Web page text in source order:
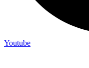
Youtube